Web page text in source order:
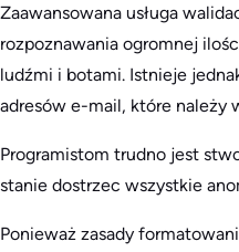
Zaawansowana usługa
rozpoznawania ogromnej
ludźmi i botami. Istnieje
adresów e-mail, które należy
Programistom trudno jest
stanie dostrzec wszystkie
Ponieważ zasady